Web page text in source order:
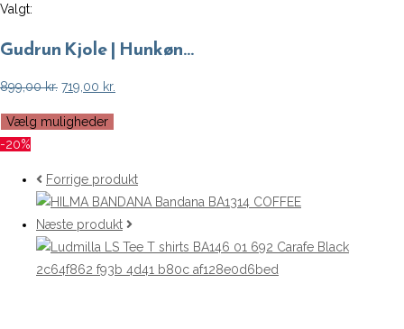
Valgt:
Gudrun Kjole | Hunkøn…
899,00kr. Den
pris
899,00 kr..
719,00 kr.
719,00 kr..
Vælg muligheder
-20%
Forrige produkt
Næste produkt